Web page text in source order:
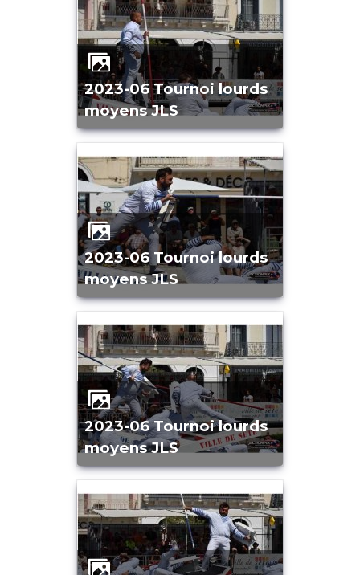
2023-06 Tournoi lourds
moyens JLS
2023-06 Tournoi lourds
moyens JLS
2023-06 Tournoi lourds
moyens JLS